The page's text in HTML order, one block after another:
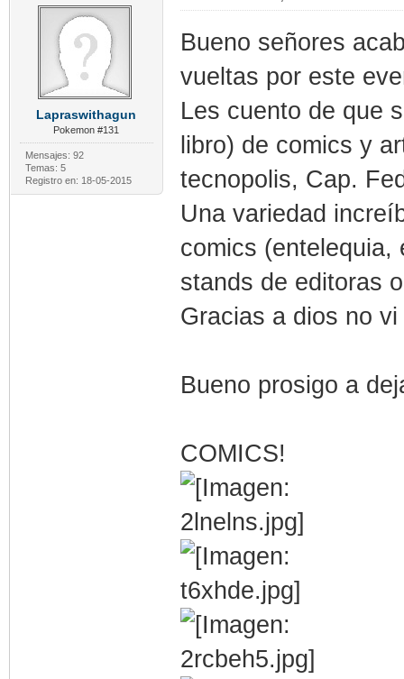
Lapraswithagun
Pokemon #131
Mensajes: 92
Temas: 5
Registro en: 18-05-2015
Bueno señores
vueltas por este
Les cuento de que
libro) de comics y
tecnopolis, Cap.
Una variedad
comics
stands de editoras
Gracias a dios no
Bueno prosigo a
COMICS!